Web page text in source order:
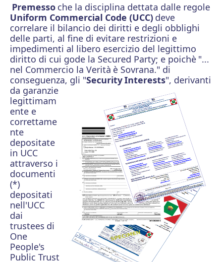
Premesso che la disciplina dettata dalle regole
Uniform Commercial Code (UCC) deve
correlare il bilancio dei diritti e degli obblighi
delle parti, al fine di evitare restrizioni e
impedimenti al libero esercizio del legittimo
diritto di cui gode la Secured Party; e poichè "...
nel Commercio la Verità è Sovrana." di
conseguenza, gli "SecurityInterests", derivanti
da garanzie
legittimam
ente e
correttame
nte
depositate
in UCC
attraverso i
documenti
(*)
depositati
nell'UCC
dai
trustees di
One
People's
Public Trust